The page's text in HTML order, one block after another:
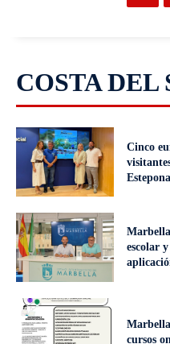
COSTA DEL
Cinco
escolar
cursos